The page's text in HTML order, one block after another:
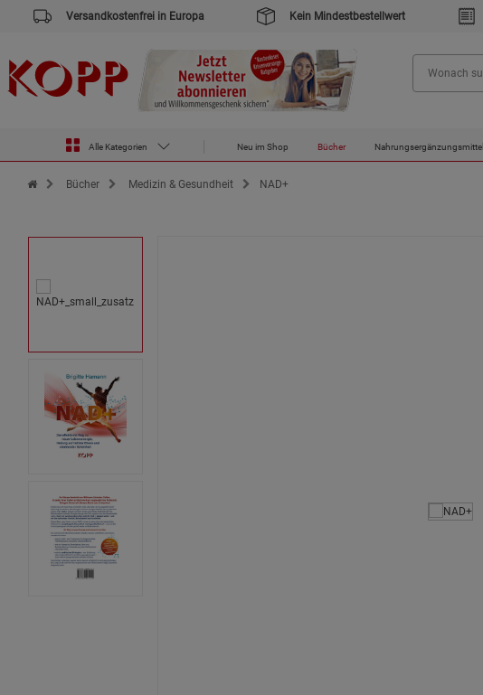
Versandkostenfrei in Europa Kein Mindestbestellwert
Alle Kategorien Neu im Shop Bücher Nahrungsergänzungsmittel
Zur Startseite des Kopp Verlag Online-Shop
Bücher Medizin & Gesundheit NAD+